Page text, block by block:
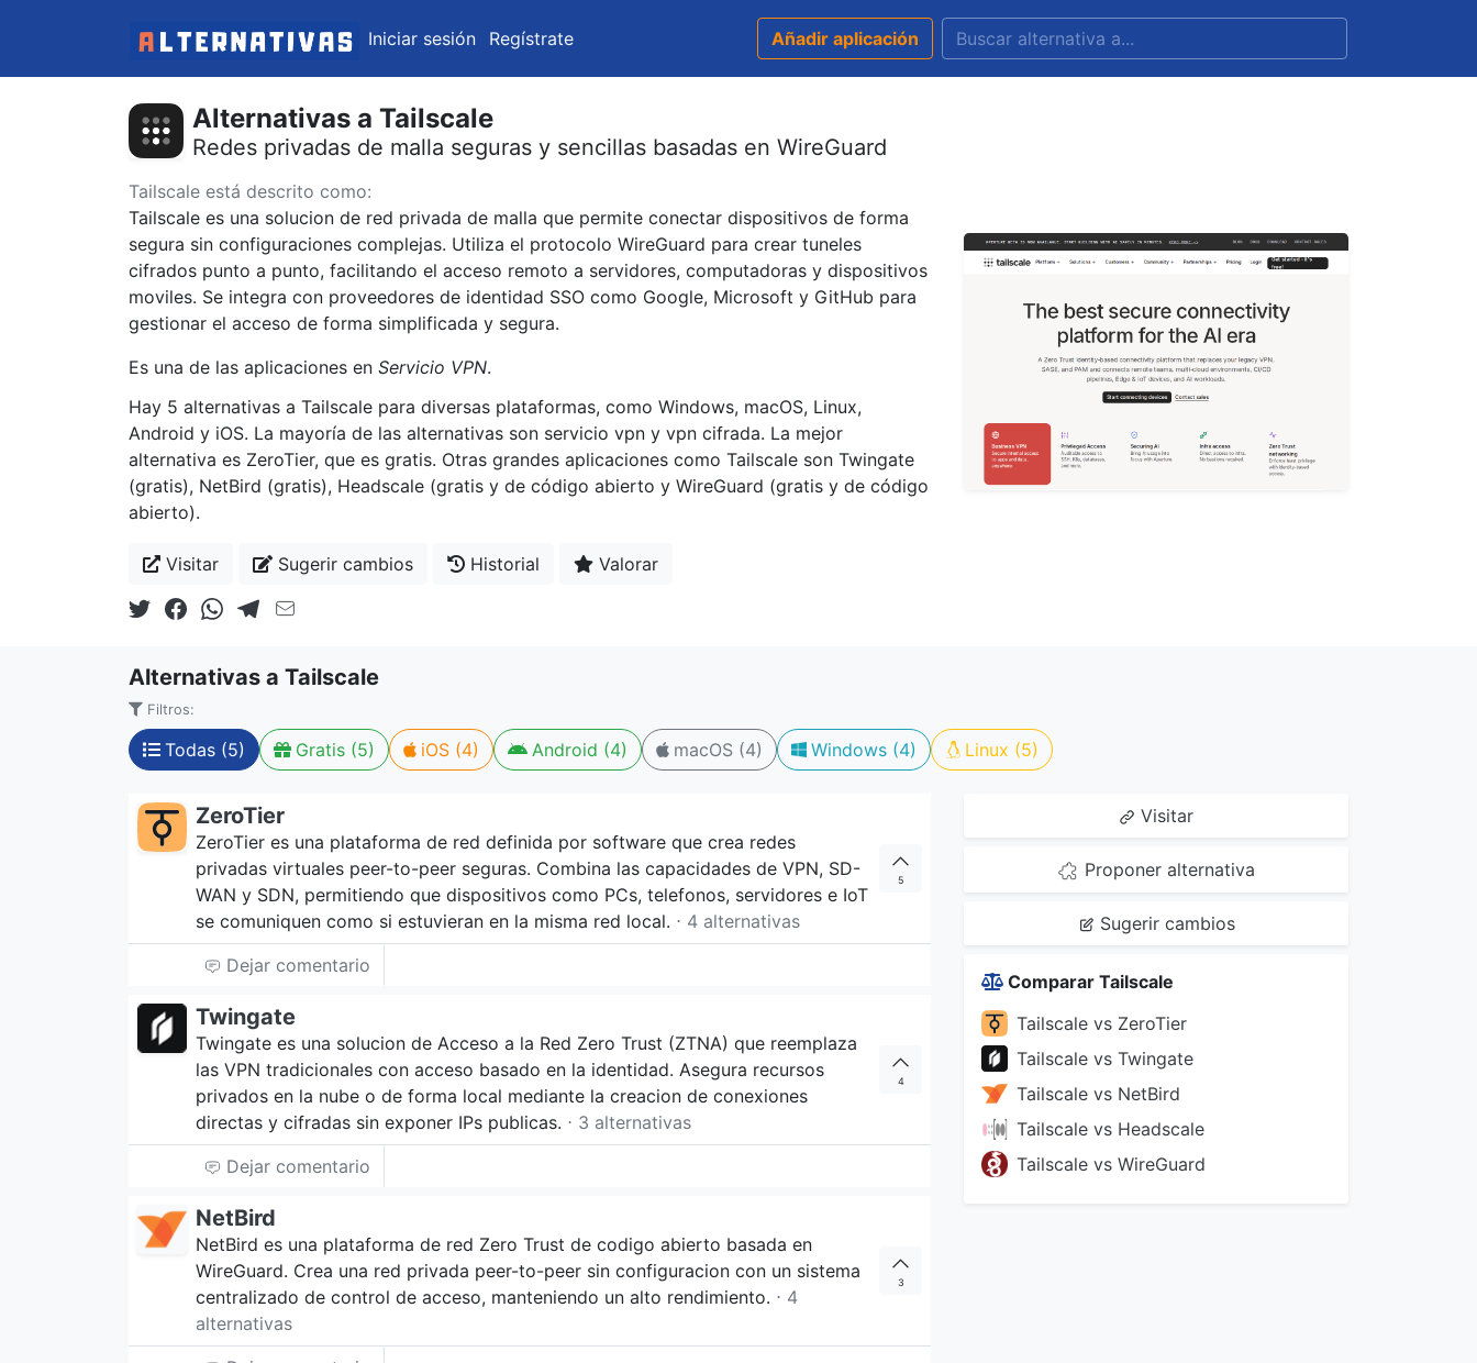
Iniciar sesión Regístrate Añadir aplicación
Alternativas a Tailscale
Redes privadas de malla seguras y sencillas basadas en WireGuard
Tailscale está descrito como:
Tailscale es una solucion de red privada de malla que permite conectar dispositivos de forma
segura sin configuraciones complejas. Utiliza el protocolo WireGuard para crear tuneles
cifrados punto a punto, facilitando el acceso remoto a servidores, computadoras y dispositivos
moviles. Se integra con proveedores de identidad SSO como Google, Microsoft y GitHub para
gestionar el acceso de forma simplificada y segura.
Es una de las aplicaciones en Servicio VPN.
Hay 5 alternativas a Tailscale para diversas plataformas, como Windows, macOS, Linux,
Android y iOS. La mayoría de las alternativas son servicio vpn y vpn cifrada. La mejor
alternativa es ZeroTier, que es gratis. Otras grandes aplicaciones como Tailscale son Twingate
(gratis), NetBird (gratis), Headscale (gratis y de código abierto y WireGuard (gratis y de código
abierto).
Visitar Sugerir cambios Historial Valorar
Alternativas a Tailscale
Filtros:
Todas (5) Gratis (5) iOS (4) Android (4) macOS (4) Windows (4) Linux (5)
ZeroTier
ZeroTier es una plataforma de red definida por software que crea redes
privadas virtuales peer-to-peer seguras. Combina las capacidades de VPN, SD-
WAN y SDN, permitiendo que dispositivos como PCs, telefonos, servidores e IoT
se comuniquen como si estuvieran en la misma red local. ⋅ 4 alternativas
5
Dejar comentario
Twingate
Twingate es una solucion de Acceso a la Red Zero Trust (ZTNA) que reemplaza
las VPN tradicionales con acceso basado en la identidad. Asegura recursos
privados en la nube o de forma local mediante la creacion de conexiones
directas y cifradas sin exponer IPs publicas. ⋅ 3 alternativas
4
Dejar comentario
NetBird
NetBird es una plataforma de red Zero Trust de codigo abierto basada en
WireGuard. Crea una red privada peer-to-peer sin configuracion con un sistema
centralizado de control de acceso, manteniendo un alto rendimiento. ⋅ 4
alternativas
3
Visitar
Proponer alternativa
Sugerir cambios
Comparar Tailscale
Tailscale vs ZeroTier
Tailscale vs Twingate
Tailscale vs NetBird
Tailscale vs Headscale
Tailscale vs WireGuard